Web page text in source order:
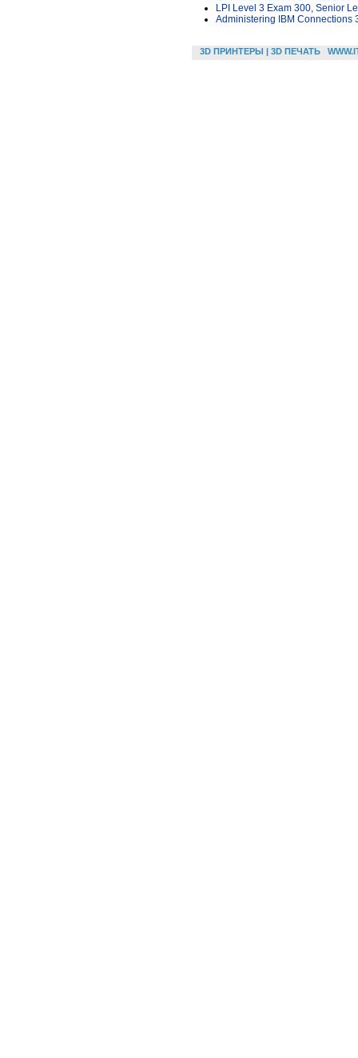
LPI Level 3 Exam 300, Senior
Administering IBM Connections
3D ПРИНТЕРЫ | 3D ПЕЧАТЬ